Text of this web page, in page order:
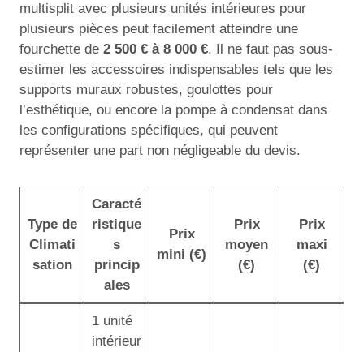
multisplit avec plusieurs unités intérieures pour
plusieurs pièces peut facilement atteindre une
fourchette de 2 500 € à 8 000 €. Il ne faut pas sous-
estimer les accessoires indispensables tels que les
supports muraux robustes, goulottes pour
l’esthétique, ou encore la pompe à condensat dans
les configurations spécifiques, qui peuvent
représenter une part non négligeable du devis.
Type de
Climati
sation
Caracté
ristique
s
princip
ales
Prix
mini (€)
Prix
moyen
(€)
Prix
maxi
(€)
1 unité
intérieur